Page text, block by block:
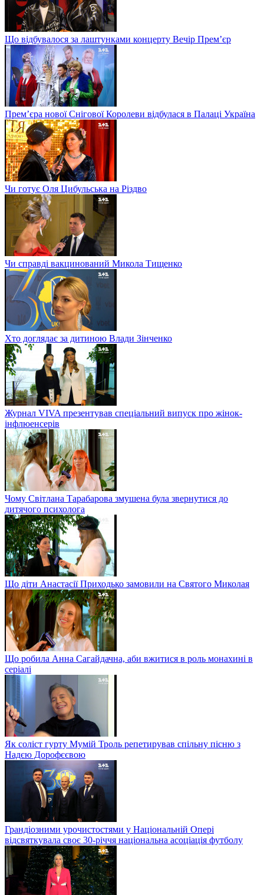
Що відбувалося за лаштунками концерту Вечір Прем’єр
Прем’єра нової Снігової Королеви відбулася в Палаці Україна
Чи готує Оля Цибульська на Різдво
Чи справді вакцинований Микола Тищенко
Хто доглядає за дитиною Влади Зінченко
Журнал VIVA презентував спеціальний випуск про жінок-
інфлюенсерів
Чому Світлана Тарабарова змушена була звернутися до
дитячого психолога
Що діти Анастасії Приходько замовили на Святого Миколая
Що робила Анна Сагайдачна, аби вжитися в роль монахині в
серіалі
Як соліст гурту Мумій Троль репетирував спільну пісню з
Надєю Дорофєєвою
Грандіозними урочистостями у Національній Опері
відсвяткувала своє 30-річчя національна асоціація футболу